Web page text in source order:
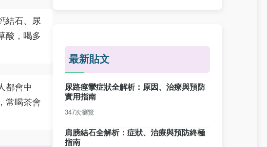
結石、尿
酸，喝多
都會中
常喝茶會
最新貼文
尿路痙攣症狀全解析：原因、治療與預防
實用指南
347次瀏覽
肩膀結石全解析：症狀、治療與預防終極
指南